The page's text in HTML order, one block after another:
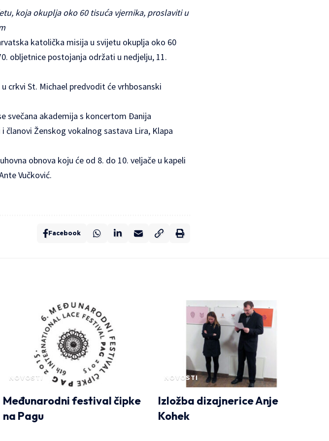
koja okuplja oko 60 tisuća vjernika, proslaviti u
katolička misija u svijetu okuplja oko 60
obljetnice postojanja održati u nedjelju, 11.
crkvi St. Michael predvodit će vrhbosanski
svečana akademija s koncertom Đanija
članovi Ženskog vokalnog sastava Lira, Klapa
obnova koju će od 8. do 10. veljače u kapeli
Vučković.
Facebook
NOVOSTI
Međunarodni festival čipke
na Pagu
NOVOSTI
Izložba dizajnerice Anje
Kohek